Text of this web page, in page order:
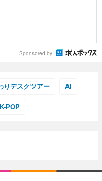
Sponsored by
りデスクツアー AI
K-POP